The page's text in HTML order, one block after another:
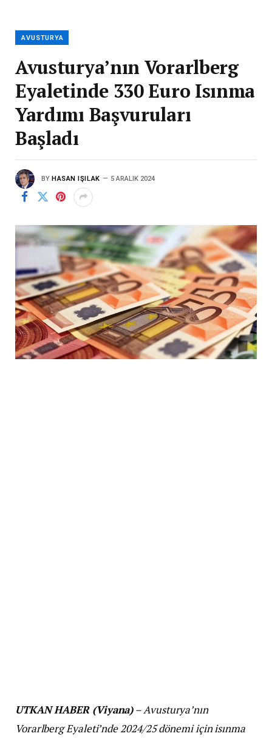
AVUSTURYA
Avusturya’nın Vorarlberg
Eyaletinde 330 Euro Isınma
Yardımı Başvuruları
Başladı
BY HASAN IŞILAK 5 ARALIK 2024
UTKAN HABER (Viyana)– Avusturya’nın
Vorarlberg Eyaleti’nde 2024/25 dönemi için isınma